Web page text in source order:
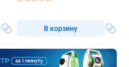
В корзину